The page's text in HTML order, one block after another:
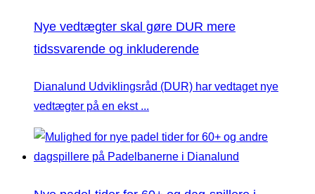
Nye vedtægter skal gøre DUR mere
tidssvarende og inkluderende
Dianalund Udviklingsråd (DUR) har vedtaget nye
vedtægter på en ekst ...